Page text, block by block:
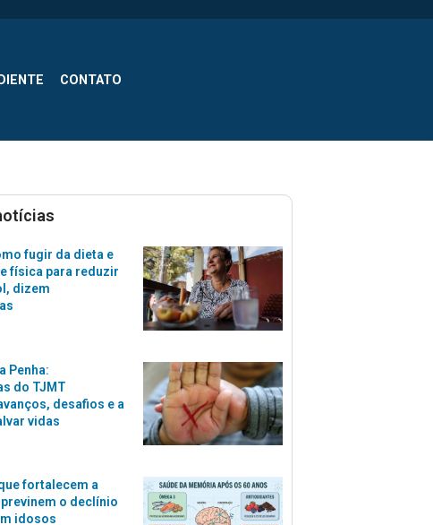
CONTATO
fugir da dieta e
física para reduzir
dizem
Penha:
do TJMT
desafios e a
vidas
fortalecem a
o declínio
idosos